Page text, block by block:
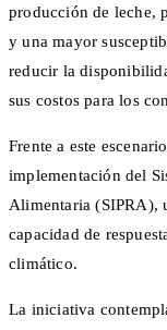
producción de leche,
y una mayor
reducir la
sus costos para los
Frente a este
implementación del
Alimentaria (SIPRA),
capacidad de
climático.
La iniciativa